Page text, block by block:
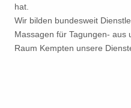
hat.
Wir bilden bundesweit
Massagen für Tagungen- aus
Raum Kempten unsere